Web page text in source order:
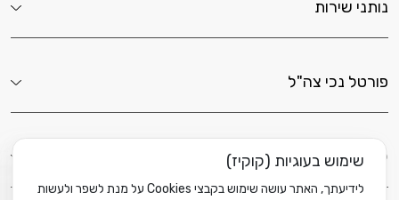
שימוש בעוגיות (קוקיז)
לידיעתך, האתר עושה שימוש בקבצי Cookies על מנת לשפר ולעשות
נותני שירות
פורטל נכי צה"ל
לשירותך כאן